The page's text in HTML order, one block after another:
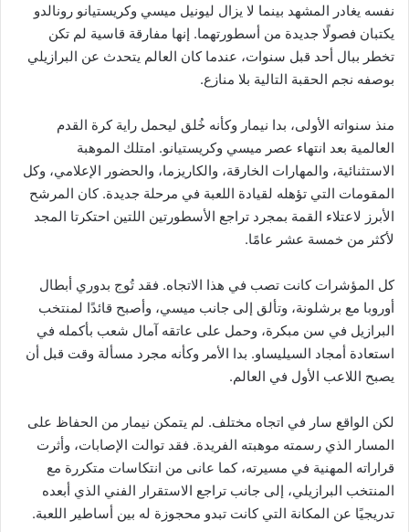
نفسه يغادر المشهد بينما لا يزال ليونيل ميسي وكريستيانو رونالدو
يكتبان فصولًا جديدة من أسطورتهما. إنها مفارقة قاسية لم تكن
تخطر ببال أحد قبل سنوات، عندما كان العالم يتحدث عن البرازيلي
بوصفه نجم الحقبة التالية بلا منازع.
منذ سنواته الأولى، بدا نيمار وكأنه خُلق ليحمل راية كرة القدم
العالمية بعد انتهاء عصر ميسي وكريستيانو. امتلك الموهبة
الاستثنائية، والمهارات الخارقة، والكاريزما، والحضور الإعلامي، وكل
المقومات التي تؤهله لقيادة اللعبة في مرحلة جديدة. كان المرشح
الأبرز لاعتلاء القمة بمجرد تراجع الأسطورتين اللتين احتكرتا المجد
لأكثر من خمسة عشر عامًا.
كل المؤشرات كانت تصب في هذا الاتجاه. فقد تُوج بدوري أبطال
أوروبا مع برشلونة، وتألق إلى جانب ميسي، وأصبح قائدًا لمنتخب
البرازيل في سن مبكرة، وحمل على عاتقه آمال شعب بأكمله في
استعادة أمجاد السيليساو. بدا الأمر وكأنه مجرد مسألة وقت قبل أن
يصبح اللاعب الأول في العالم.
لكن الواقع سار في اتجاه مختلف. لم يتمكن نيمار من الحفاظ على
المسار الذي رسمته موهبته الفريدة. فقد توالت الإصابات، وأثرت
قراراته المهنية في مسيرته، كما عانى من انتكاسات متكررة مع
المنتخب البرازيلي، إلى جانب تراجع الاستقرار الفني الذي أبعده
تدريجيًا عن المكانة التي كانت تبدو محجوزة له بين أساطير اللعبة.